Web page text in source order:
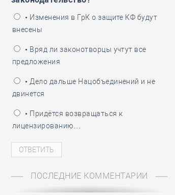
• Изменения в ГрК о защите КФ будут
внесены
• Вряд ли законотворцы учтут все
предложения
• Дело дальше Нацобъединений и не
двинется
• Придётся возвращаться к
лицензированию…
ПОСЛЕДНИЕ КОММЕНТАРИИ